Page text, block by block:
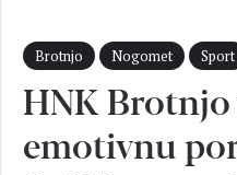
Brotnjo Nogomet Sport
HNK
emotivnu